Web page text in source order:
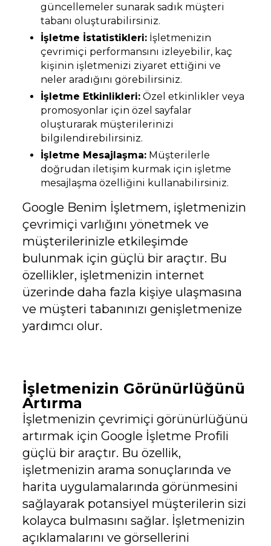
güncellemeler sunarak sadık müşteri
tabanı oluşturabilirsiniz.
İşletme İstatistikleri: İşletmenizin
çevrimiçi performansını izleyebilir, kaç
kişinin işletmenizi ziyaret ettiğini ve
neler aradığını görebilirsiniz.
İşletme Etkinlikleri: Özel etkinlikler veya
promosyonlar için özel sayfalar
oluşturarak müşterilerinizi
bilgilendirebilirsiniz.
İşletme Mesajlaşma: Müşterilerle
doğrudan iletişim kurmak için işletme
mesajlaşma özelliğini kullanabilirsiniz.
Google Benim İşletmem, işletmenizin
çevrimiçi varlığını yönetmek ve
müşterilerinizle etkileşimde
bulunmak için güçlü bir araçtır. Bu
özellikler, işletmenizin internet
üzerinde daha fazla kişiye ulaşmasına
ve müşteri tabanınızı genişletmenize
yardımcı olur.
İşletmenizin Görünürlüğünü
Artırma
İşletmenizin çevrimiçi görünürlüğünü
artırmak için Google İşletme Profili
güçlü bir araçtır. Bu özellik,
işletmenizin arama sonuçlarında ve
harita uygulamalarında görünmesini
sağlayarak potansiyel müşterilerin sizi
kolayca bulmasını sağlar. İşletmenizin
açıklamalarını ve görsellerini